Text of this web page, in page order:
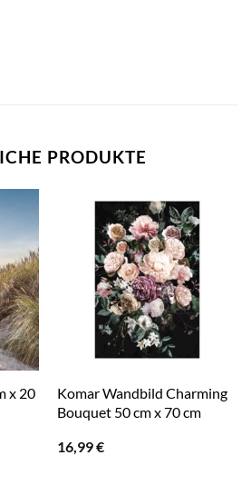
PRODUKTE
x 20
Komar Wandbild Charming
Bouquet 50 cm x 70 cm
16,99€